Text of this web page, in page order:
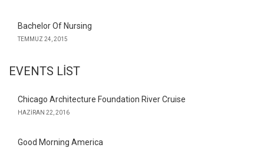
Bachelor Of Nursing
TEMMUZ 24, 2015
EVENTS LIST
Chicago Architecture Foundation River Cruise
HAZIRAN 22, 2016
Good Morning America